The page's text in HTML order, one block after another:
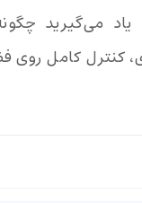
می‌گیرید
کنترل کامل